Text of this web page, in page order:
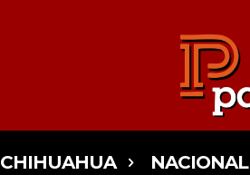
CHIHUAHUA NACIONAL